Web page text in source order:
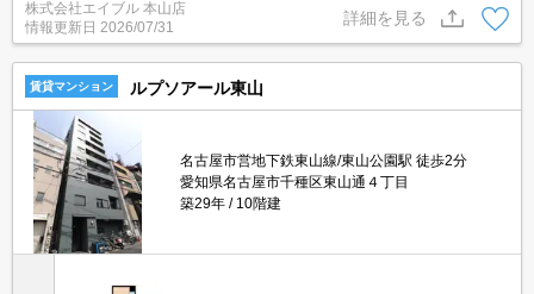
株式会社エイブル 本山店
情報更新日 2026/07/31
詳細を見る
賃貸マンション ルプソアール東山
名古屋市営地下鉄東山線/東山公園駅 徒歩2分
愛知県名古屋市千種区東山通４丁目
築29年
10階建